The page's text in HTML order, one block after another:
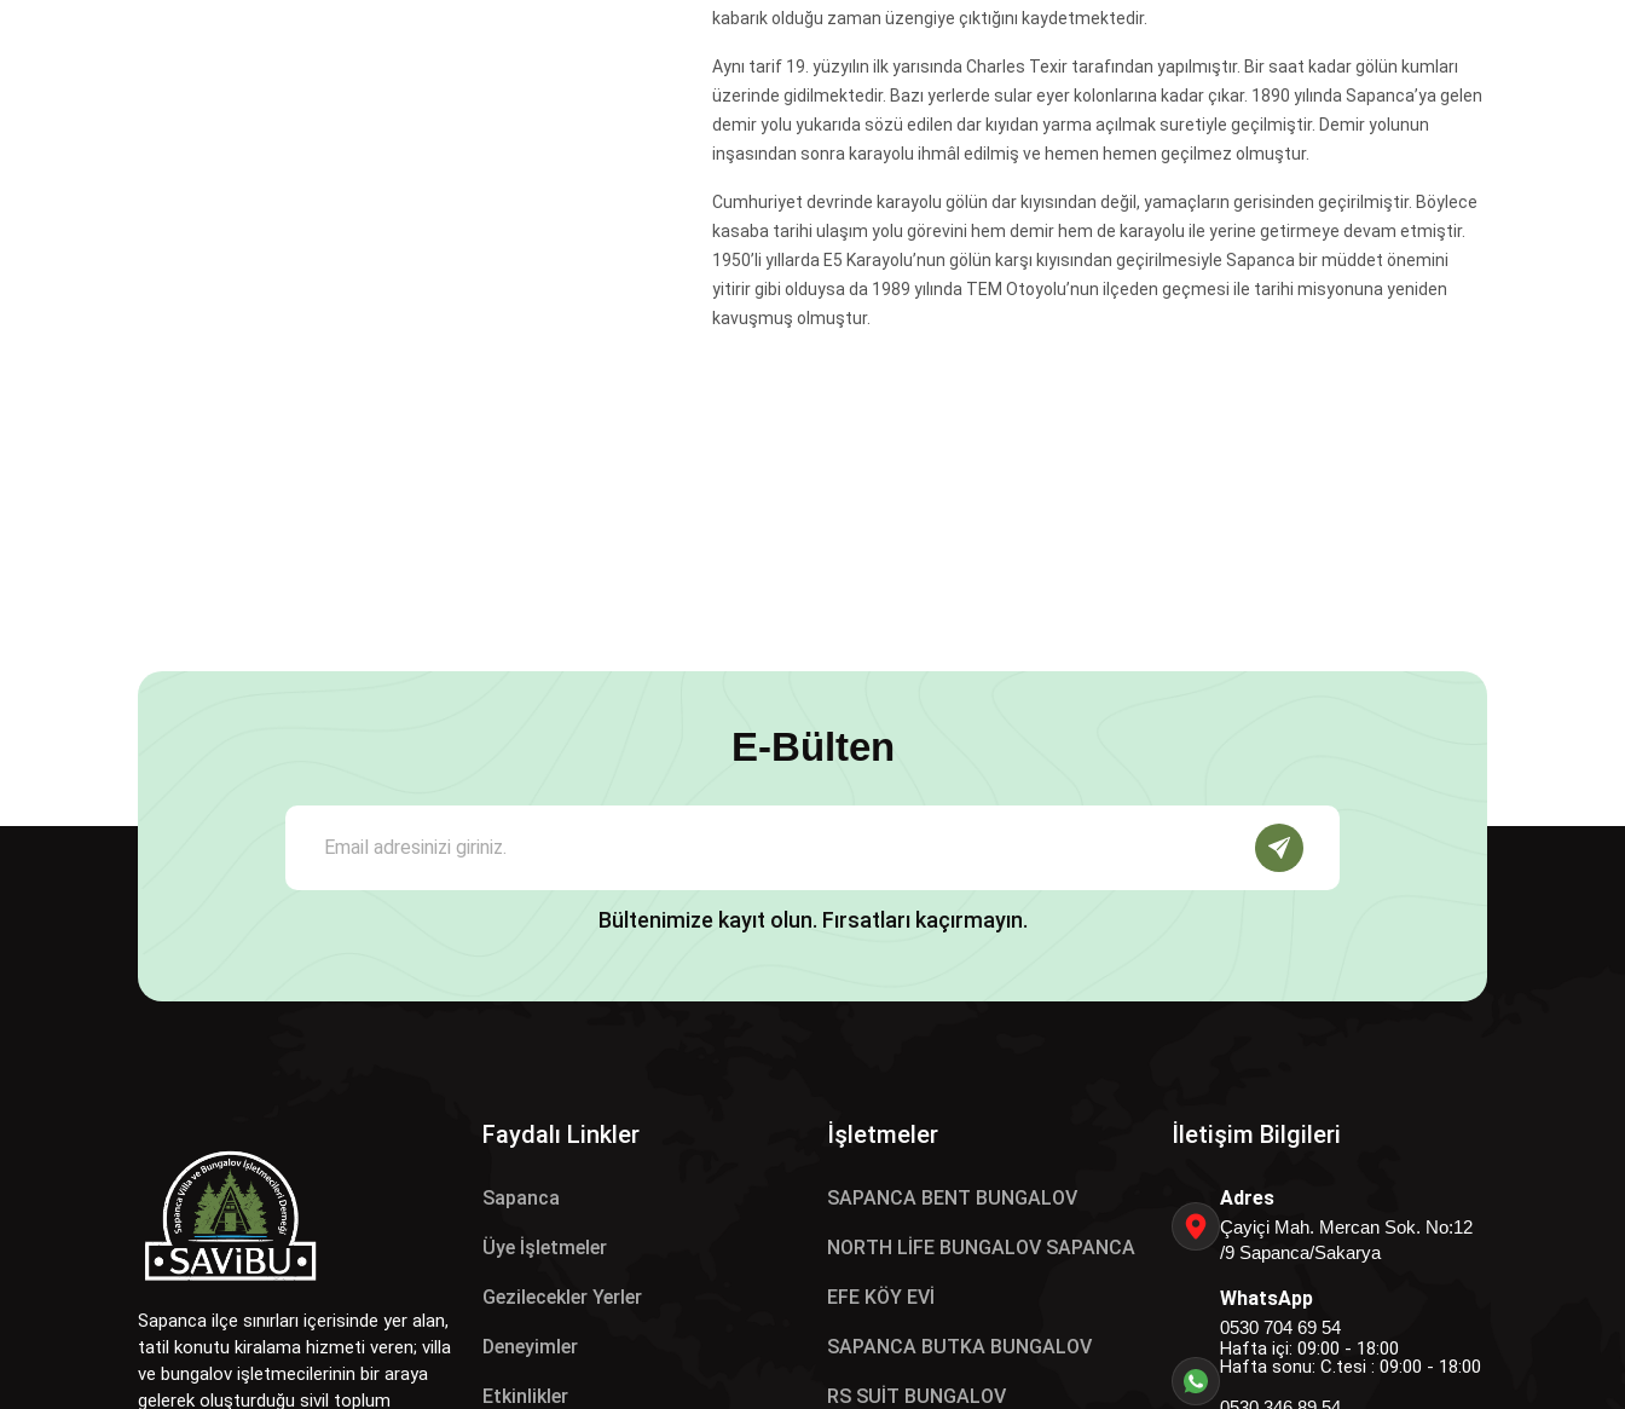
kabarık olduğu zaman üzengiye çıktığını kaydetmektedir.
Aynı tarif 19. yüzyılın ilk yarısında Charles Texir tarafından yapılmıştır. Bir saat kadar gölün kumları
üzerinde gidilmektedir. Bazı yerlerde sular eyer kolonlarına kadar çıkar. 1890 yılında Sapanca’ya gelen
demir yolu yukarıda sözü edilen dar kıyıdan yarma açılmak suretiyle geçilmiştir. Demir yolunun
inşasından sonra karayolu ihmâl edilmiş ve hemen hemen geçilmez olmuştur.
Cumhuriyet devrinde karayolu gölün dar kıyısından değil, yamaçların gerisinden geçirilmiştir. Böylece
kasaba tarihi ulaşım yolu görevini hem demir hem de karayolu ile yerine getirmeye devam etmiştir.
1950’li yıllarda E5 Karayolu’nun gölün karşı kıyısından geçirilmesiyle Sapanca bir müddet önemini
yitirir gibi olduysa da 1989 yılında TEM Otoyolu’nun ilçeden geçmesi ile tarihi misyonuna yeniden
kavuşmuş olmuştur.
E-Bülten
Bültenimize kayıt olun. Fırsatları kaçırmayın.
Sapanca ilçe sınırları içerisinde yer alan,
tatil konutu kiralama hizmeti veren; villa
ve bungalov işletmecilerinin bir araya
gelerek oluşturduğu sivil toplum
Faydalı Linkler
Sapanca
Üye İşletmeler
Gezilecekler Yerler
Deneyimler
Etkinlikler
İşletmeler
SAPANCA BENT BUNGALOV
NORTH LİFE BUNGALOV SAPANCA
EFE KÖY EVİ
SAPANCA BUTKA BUNGALOV
RS SUİT BUNGALOV
İletişim Bilgileri
Adres
Çayiçi Mah. Mercan Sok. No:12
/9 Sapanca/Sakarya
WhatsApp
0530 704 69 54
Hafta içi: 09:00 - 18:00
Hafta sonu: C.tesi : 09:00 - 18:00